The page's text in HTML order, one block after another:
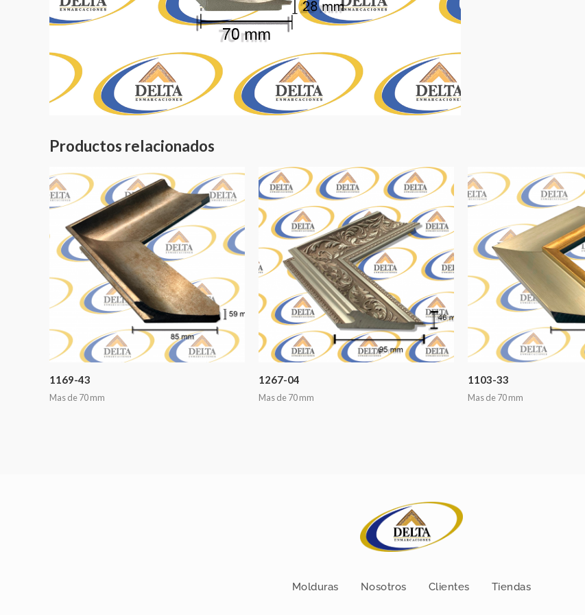
Productos relacionados
1169-43
Mas de 70 mm
1267-04
Mas de 70 mm
1103-33
Mas de 70 mm
Molduras Nosotros Clientes Tiendas